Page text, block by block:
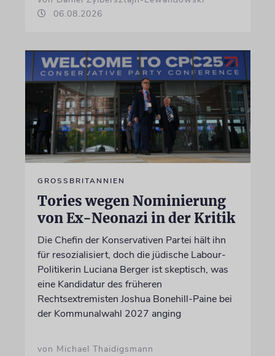
06.08.2026
GROSSBRITANNIEN
Tories wegen Nominierung
von Ex-Neonazi in der Kritik
Die Chefin der Konservativen Partei hält ihn
für resozialisiert, doch die jüdische Labour-
Politikerin Luciana Berger ist skeptisch, was
eine Kandidatur des früheren
Rechtsextremisten Joshua Bonehill-Paine bei
der Kommunalwahl 2027 anging
von Michael Thaidigsmann